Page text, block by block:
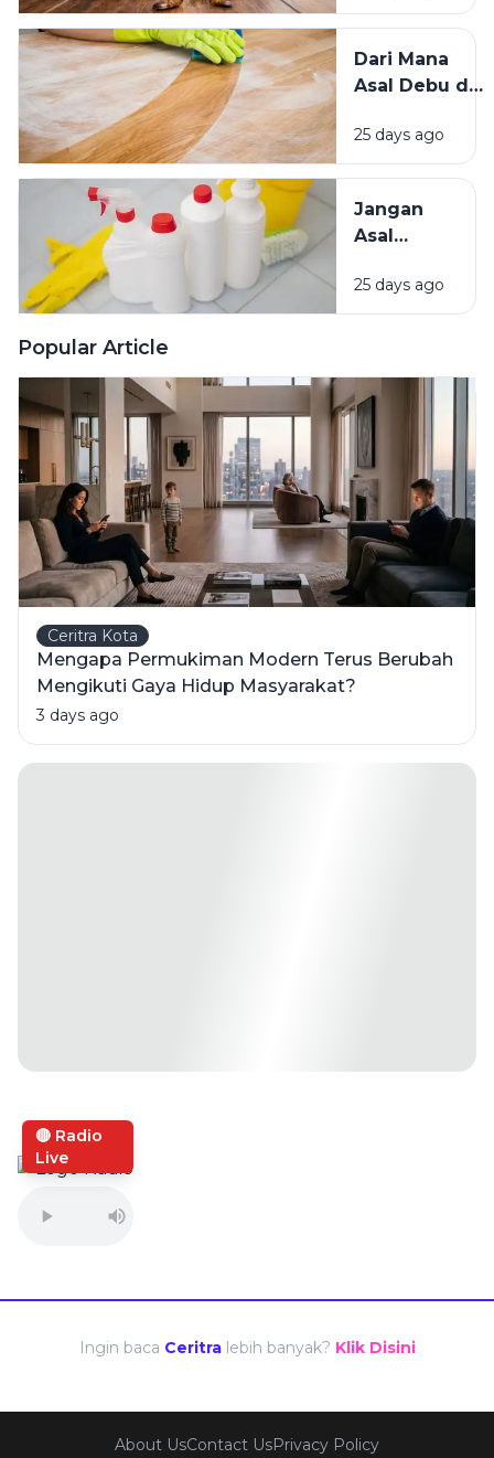
Kecoak,
Hama
Lainnya Ke
Dari Mana
Asal Debu di
Kenali
Penyebab
Mengatasinya
25 days ago
Jangan
Asal
Bahan
Pembersih
25 days ago
Popular Article
Ceritra Kota
Mengapa Permukiman Modern Terus Berubah
Mengikuti Gaya Hidup Masyarakat?
3 days ago
🔴 Radio
Live
Ingin baca Ceritra lebih banyak? Klik Disini
About UsContact UsPrivacy Policy